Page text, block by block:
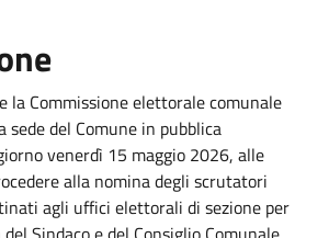
la Commissione elettorale comunale
sede del Comune in pubblica
venerdì 15 maggio 2026, alle
alla nomina degli scrutatori
agli uffici elettorali di sezione per